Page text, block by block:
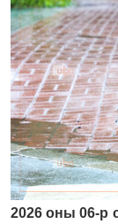
2026 оны 06-р